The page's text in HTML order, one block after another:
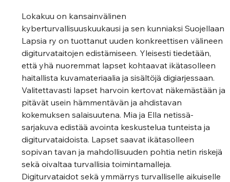
Lokakuu on kansainvälinen
kyberturvallisuuskuukausi ja sen kunniaksi Suojellaan
Lapsia ry on tuottanut uuden konkreettisen välineen
digiturvataitojen edistämiseen. Yleisesti tiedetään,
että yhä nuoremmat lapset kohtaavat ikätasolleen
haitallista kuvamateriaalia ja sisältöjä digiarjessaan.
Valitettavasti lapset harvoin kertovat näkemästään ja
pitävät usein hämmentävän ja ahdistavan
kokemuksen salaisuutena. Mia ja Ella netissä-
sarjakuva edistää avointa keskustelua tunteista ja
digiturvataidoista. Lapset saavat ikätasolleen
sopivan tavan ja mahdollisuuden pohtia netin riskejä
sekä oivaltaa turvallisia toimintamalleja.
Digiturvataidot sekä ymmärrys turvalliselle aikuiselle